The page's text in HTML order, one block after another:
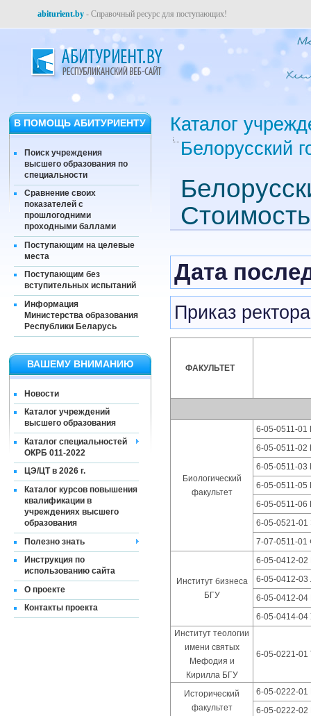
abiturient.by - Справочный ресурс для поступающих!
В ПОМОЩЬ АБИТУРИЕНТУ
Поиск учреждения
высшего образования по
специальности
Сравнение своих
показателей с
прошлогодними
проходными баллами
Поступающим на целевые
места
Поступающим без
вступительных испытаний
Информация
Министерства образования
Республики Беларусь
ВАШЕМУ ВНИМАНИЮ
Новости
Каталог учреждений
высшего образования
Каталог специальностей
ОКРБ 011-2022
ЦЭ/ЦТ в 2026 г.
Каталог курсов повышения
квалификации в
учреждениях высшего
образования
Полезно знать
Инструкция по
использованию сайта
О проекте
Контакты проекта
Каталог
Белорусский
Дата
Приказ
ФАКУЛЬТЕТ
Биологический
факультет
6-05-0511-01
6-05-0511-02
6-05-0511-03
6-05-0511-
6-05-0511-06
6-05-0521-01
7-07-0511-01
Институт бизнеса
БГУ
6-05-0412-02
6-05-0412-03
6-05-0412-04
6-05-0414-
Институт теологии
имени святых
Мефодия и
Кирилла БГУ
6-05-0221-01
Исторический
факультет
6-05-0222-01
6-05-0222-02